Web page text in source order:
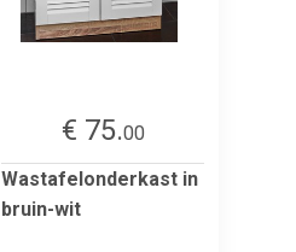
€ 75.00
Wastafelonderkast in
bruin-wit